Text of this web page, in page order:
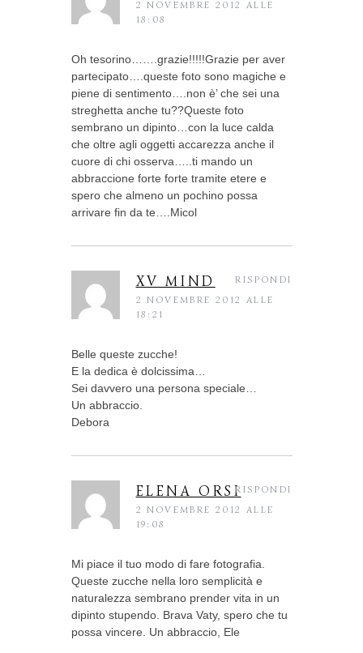
2 NOVEMBRE 2012 ALLE
18:08
Oh tesorino…….grazie!!!!!Grazie per aver
partecipato….queste foto sono magiche e
piene di sentimento….non è’ che sei una
streghetta anche tu??Queste foto
sembrano un dipinto…con la luce calda
che oltre agli oggetti accarezza anche il
cuore di chi osserva…..ti mando un
abbraccione forte forte tramite etere e
spero che almeno un pochino possa
arrivare fin da te….Micol
XV MIND
2 NOVEMBRE 2012 ALLE
18:21
Belle queste zucche!
E la dedica è dolcissima…
Sei davvero una persona speciale…
Un abbraccio.
Debora
RISPONDI
ELENA ORSI
2 NOVEMBRE 2012 ALLE
19:08
Mi piace il tuo modo di fare fotografia.
Queste zucche nella loro semplicità e
naturalezza sembrano prender vita in un
dipinto stupendo. Brava Vaty, spero che tu
possa vincere. Un abbraccio, Ele
RISPONDI